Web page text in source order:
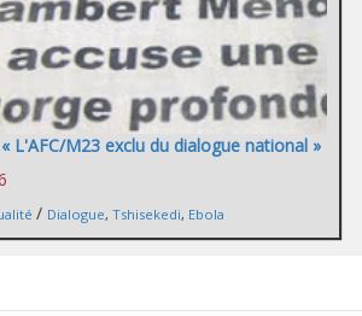
L'AFC/M23 exclu du dialogue national »
/ Dialogue, Tshisekedi, Ebola